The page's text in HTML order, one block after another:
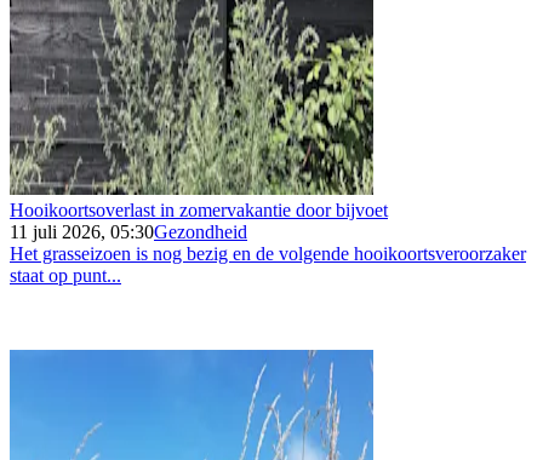
Hooikoortsoverlast in zomervakantie door bijvoet
11 juli 2026, 05:30Gezondheid
Het grasseizoen is nog bezig en de volgende hooikoortsveroorzaker
staat op punt...